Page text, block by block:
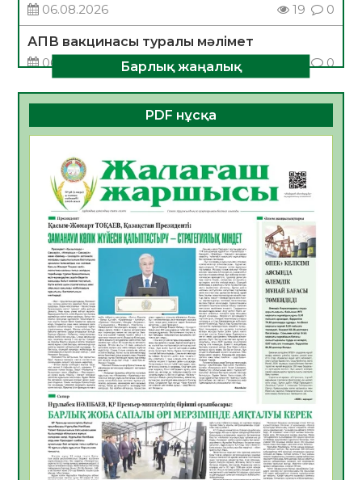
06.08.2026
19 0
АПВ вакцинасы туралы мәлімет
06.08.2026
0
Open Air: Қызылорда облысы полиция
департаменті 20 мыңнан астам
көрерменнің қауіпсіздігін қамтамасыз етті
ҚЫЗЫЛОРДАДА «САНАЛЫ ҰРПАҚ –
ЖАРҚЫН БОЛАШАҚ» АТТЫ КЕҢЕЙТІЛГЕН
МӘЖІЛІС ӨТТІ
05.08.2026
32
Қазақстан Орталық Азиядағы көшуге ең
қолайлы ел атанды
05.08.2026
33
Өрт қауіпсіздігі талаптарын сақтау – әр
азаматтың міндеті
05.08.2026
33
Руслан Рүстемұлы облыс әкімінің
кеңесшісі болып тағайындалды
05.08.2026
30
Цифрландыру саласын дамыту аясында
Барлық жаңалық
PDF нұсқа